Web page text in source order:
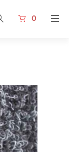
0